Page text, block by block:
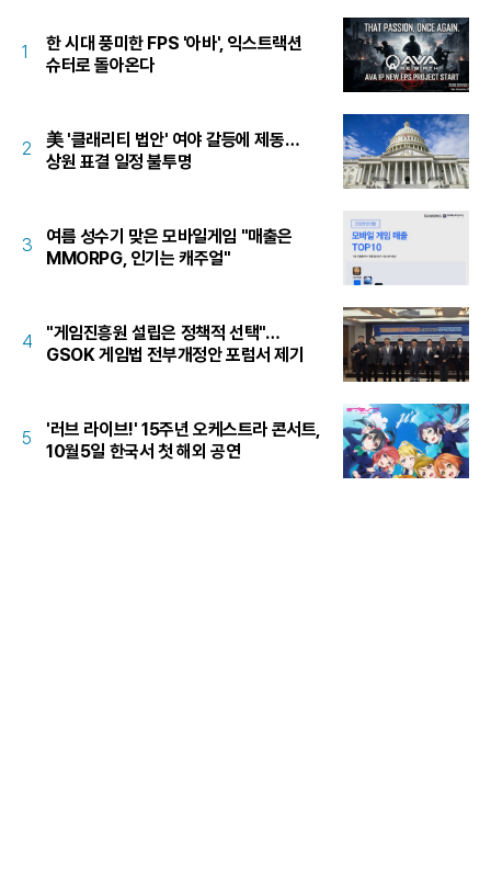
1
한 시대 풍미한 FPS '아바', 익스트랙션
슈터로 돌아온다
2
美 '클래리티 법안' 여야 갈등에 제동…
상원 표결 일정 불투명
3
여름 성수기 맞은 모바일게임 "매출은
MMORPG, 인기는 캐주얼"
4
"게임진흥원 설립은 정책적 선택"…
GSOK 게임법 전부개정안 포럼서 제기
5
'러브 라이브!' 15주년 오케스트라 콘서트,
10월5일 한국서 첫 해외 공연